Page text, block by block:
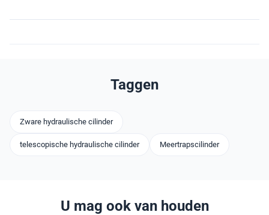
Taggen
Zware hydraulische cilinder
telescopische hydraulische cilinder Meertrapscilinder
U mag ook van houden